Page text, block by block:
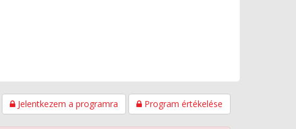
Jelentkezem a programra Program értékelése